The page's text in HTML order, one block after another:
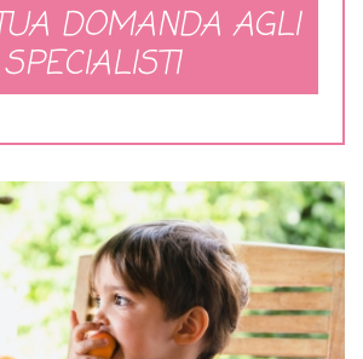
DOMANDA AGLI
SPECIALISTI